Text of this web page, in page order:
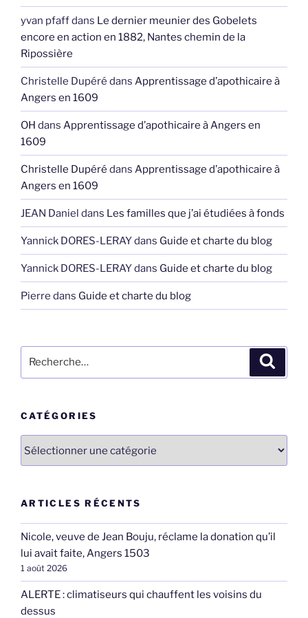
yvan pfaffdans Le dernier meunier des Gobelets
encore en action en 1882, Nantes chemin de la
Ripossière
Christelle Dupéré dans Apprentissage d’apothicaire à
Angers en 1609
OH dans Apprentissage d’apothicaire à Angers en
1609
Christelle Dupéré dans Apprentissage d’apothicaire à
Angers en 1609
JEAN Daniel dans Les familles que j’ai étudiées à fonds
Yannick DORES-LERAYdans Guide et charte du blog
Yannick DORES-LERAYdans Guide et charte du blog
Pierre dans Guide et charte du blog
pour
CATÉGORIES
ARTICLES RÉCENTS
Nicole, veuve de Jean Bouju, réclame la donation qu’il
lui avait faite, Angers 1503
1 août 2026
ALERTE : climatiseurs qui chauffent les voisins du
dessus